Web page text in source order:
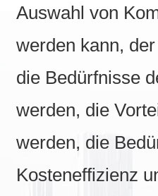
Auswahl von
werden kann,
die Bedürfnisse
werden, die
werden, die
Kosteneffizienz